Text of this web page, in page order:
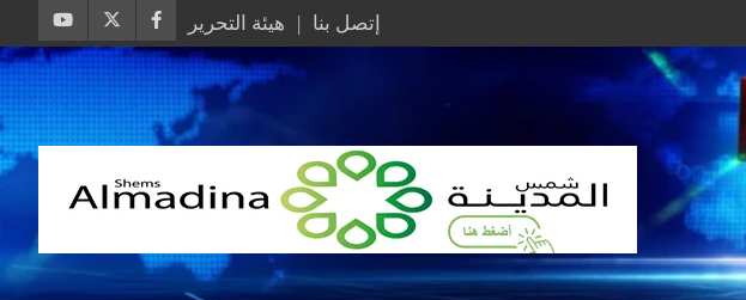
إتصل بنا هيئة التحرير